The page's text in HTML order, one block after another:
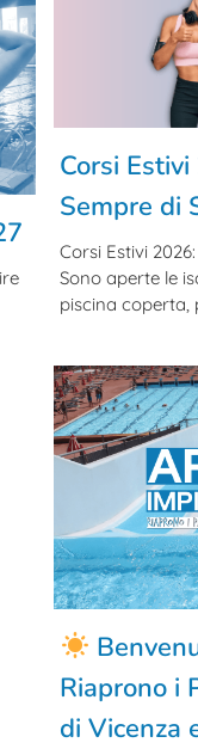
Corsi
Sempre di
Corsi Estivi
Sono aperte le
piscina coperta,
Riaprono i
di Vicenza